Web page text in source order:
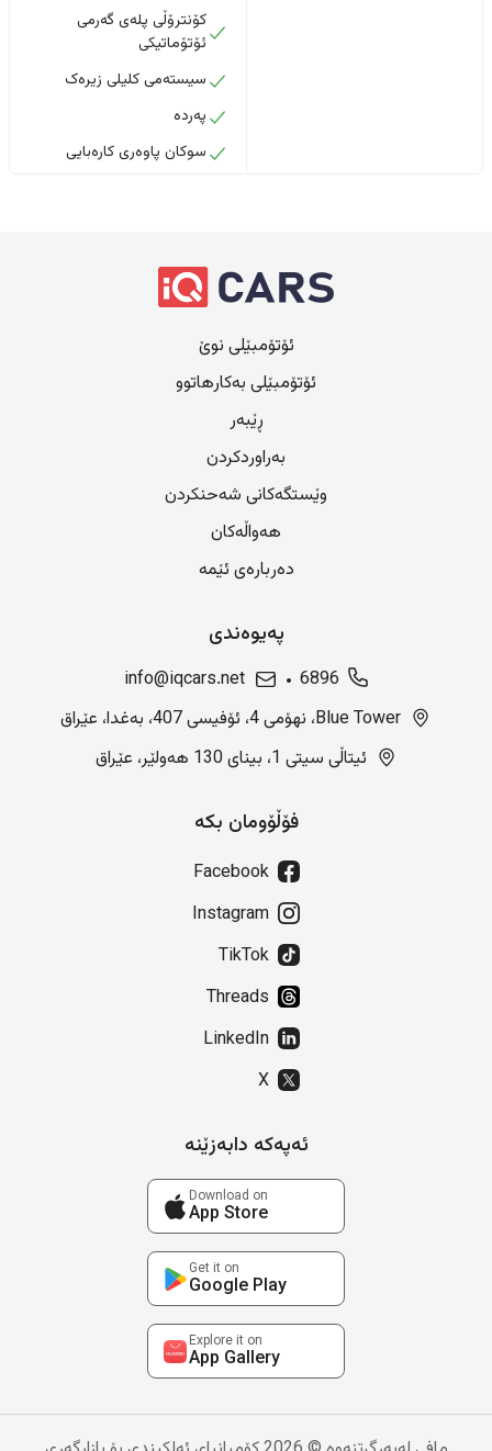
کۆنترۆڵی پلەی گەرمی
ئۆتۆماتیکی
سیستەمی کلیلی زیرەک
پەردە
سوکان پاوەری کارەبایی
ئۆتۆمبێلی نوێ
ئۆتۆمبێلی بەکارهاتوو
ڕێبەر
بەراوردکردن
وێستگەکانی شەحنکردن
هەواڵەکان
دەربارەی ئێمە
پەیوەندی
6896
info@iqcars.net
Blue Tower، نهۆمی 4، ئۆفیسی 407، بەغدا، عێراق
ئیتاڵی سیتی 1، بینای 130 هەولێر، عێراق
فۆڵۆومان بکە
Facebook
Instagram
TikTok
Threads
LinkedIn
X
ئەپەکە دابەزێنە
Download on
App Store
Get it on
Google Play
Explore it on
App Gallery